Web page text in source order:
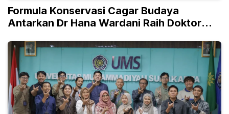
Formula Konservasi Cagar Budaya
Antarkan Dr Hana Wardani Raih Doktor